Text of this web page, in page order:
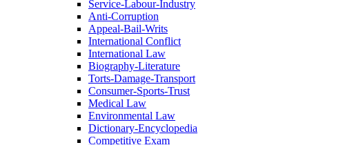
Service-Labour-Industry
Anti-Corruption
Appeal-Bail-Writs
International Conflict
International Law
Biography-Literature
Torts-Damage-Transport
Consumer-Sports-Trust
Medical Law
Environmental Law
Dictionary-Encyclopedia
Competitive Exam